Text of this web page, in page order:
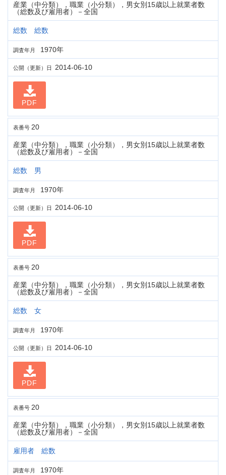
産業（中分類），職業（小分類），男女別15歳以上就業者数
（総数及び雇用者）－全国
総数 総数
調査年月 1970年
公開（更新）日 2014-06-10
PDF
表番号 20
産業（中分類），職業（小分類），男女別15歳以上就業者数
（総数及び雇用者）－全国
総数 男
調査年月 1970年
公開（更新）日 2014-06-10
PDF
表番号 20
産業（中分類），職業（小分類），男女別15歳以上就業者数
（総数及び雇用者）－全国
総数 女
調査年月 1970年
公開（更新）日 2014-06-10
PDF
表番号 20
産業（中分類），職業（小分類），男女別15歳以上就業者数
（総数及び雇用者）－全国
雇用者 総数
調査年月 1970年